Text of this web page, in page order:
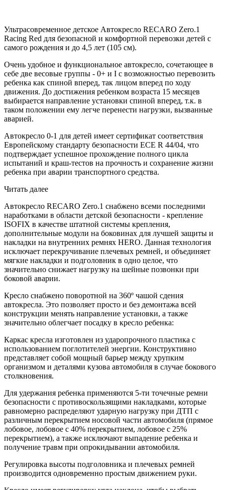
Ультрасовременное детское Автокресло RECARO Zero.1
Racing Red для безопасной и комфортной перевозки детей с
самого рождения и до 4,5 лет (105 см).
Очень удобное и функциональное автокресло, сочетающее в
себе две весовые группы - 0+ и I с возможностью перевозить
ребенка как спиной вперед, так лицом вперед по ходу
движения. До достижения ребенком возраста 15 месяцев
выбирается направление установки спиной вперед, т.к. в
таком положении ему легче перенести нагрузки, вызванные
аварией.
Автокресло 0-1 для детей имеет сертификат соответствия
Европейскому стандарту безопасности ЕСЕ R 44/04, что
подтверждает успешное прохождение полного цикла
испытаний и краш-тестов на прочность и сохранение жизни
ребенка при аварии транспортного средства.
Читать далее
Автокресло RECARO Zero.1 снабжено всеми последними
наработками в области детской безопасности - крепление
ISOFIX в качестве штатной системы крепления,
дополнительные модули на боковинах для лучшей защиты и
накладки на внутренних ремнях HERO. Данная технология
исключает перекручивание плечевых ремней, и объединяет
мягкие накладки и подголовник в одно целое, что
значительно снижает нагрузку на шейные позвонки при
боковой аварии.
Кресло снабжено поворотной на 360º чашой сдения
автокресла. Это позволяет просто и без демонтажа всей
конструкции менять направление установки, а также
значительно облегчает посадку в кресло ребенка:
Каркас кресла изготовлен из ударопрочного пластика с
использованием поглотителей энергии. Конструктивно
представляет собой мощный барьер между хрупким
организмом и деталями кузова автомобиля в случае бокового
столкновения.
Для удержания ребенка применяются 5-ти точечные ремни
безопасности с противоскользящими накладками, которые
равномерно распределяют ударную нагрузку при ДТП с
различным перекрытием носовой части автомобиля (прямое
лобовое, лобовое с 40% перекрытием, лобовое с 25%
перекрытием), а также исключают выпадение ребенка и
получение травм при опрокидывании автомобиля.
Регулировка высоты подголовника и плечевых ремней
производится одновременно простым движением руки.